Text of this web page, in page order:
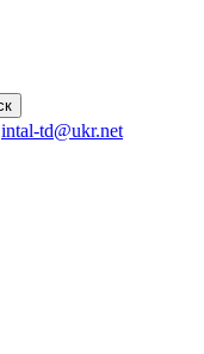
intal-td@ukr.net